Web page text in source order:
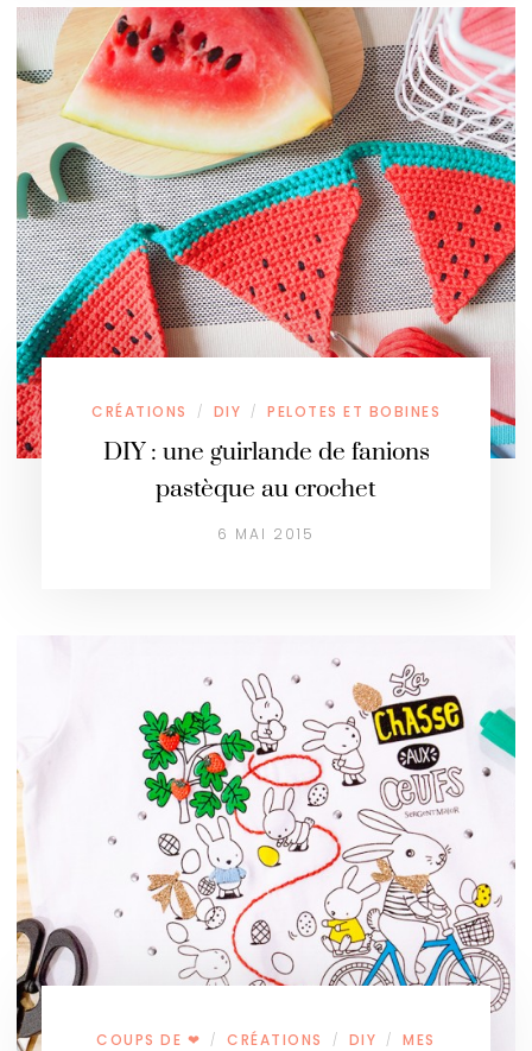
CRÉATIONS / DIY / PELOTES ET BOBINES
DIY : une guirlande de fanions
pastèque au crochet
6 MAI 2015
COUPS DE ❤ / CRÉATIONS / DIY /
MES